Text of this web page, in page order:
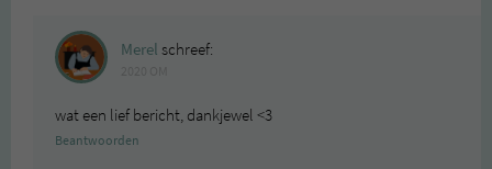
Merel schreef:
wat een lief bericht, dankjewel <3
Beantwoorden